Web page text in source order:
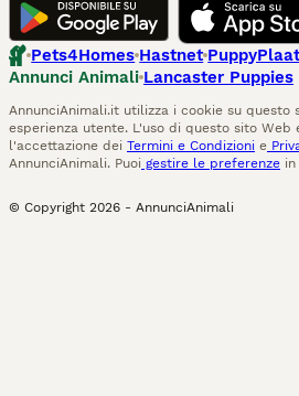
Pets4Homes Hastnet
Annunci Animali Lancaster Puppies
AnnunciAnimali.it utilizza i cookie su
esperienza utente. L'uso di questo sito
l'accettazione dei Termini e Condizioni e
AnnunciAnimali. Puoi gestire le preferenze in
© Copyright 2026 - AnnunciAnimali